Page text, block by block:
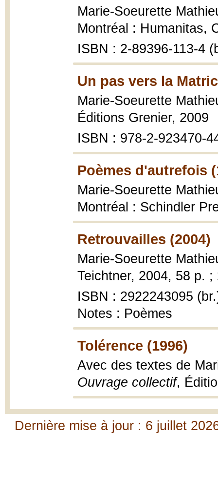
Marie-Soeurette
Montréal : Humanitas,
ISBN : 2-89396-113-4
Un pas vers la
Marie-Soeurette
Éditions Grenier, 2009
ISBN : 978-2-923470-
Poèmes d'autrefois
Marie-Soeurette
Montréal : Schindler
Retrouvailles (2004)
Marie-Soeurette
Teichtner, 2004, 58 p. ;
ISBN : 2922243095
Notes : Poèmes
Tolérence (1996)
Avec des textes de
Ouvrage collectif,
Dernière mise à jour : 6 juillet